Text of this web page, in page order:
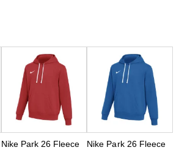
Nike Park 26 Fleece
Nike Park 26 Fleece